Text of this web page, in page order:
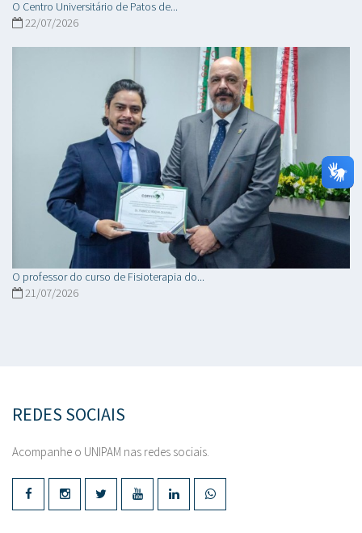
O Centro Universitário de Patos de...
22/07/2026
O professor do curso de Fisioterapia do...
21/07/2026
REDES SOCIAIS
Acompanhe o UNIPAM nas redes sociais.